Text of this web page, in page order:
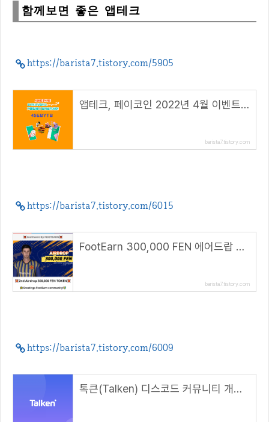
함께보면 좋은 앱테크
https://barista7.tistory.com/5905
앱테크, 페이코인 2022년 4월 이벤트 총정리!( 리워드 코드 : 45EBYTB )
barista7.tistory.com
https://barista7.tistory.com/6015
FootEarn 300,000 FEN 에어드랍 이벤트(~4.25)
barista7.tistory.com
https://barista7.tistory.com/6009
톡큰(Talken) 디스코드 커뮤니티 개설 기념 입장 이벤트(~4.30)